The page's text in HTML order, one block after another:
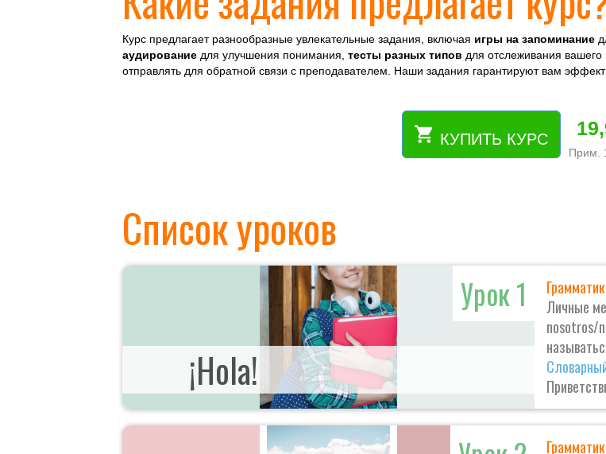
Курс предлагает разнообразные увлекательные задания, включая игры на запоминание
аудирование для улучшения понимания, тесты разных типов для отслеживания вашего
отправлять для обратной связи с преподавателем. Наши задания гарантируют вам
Количество
товара
КУПИТЬ КУРС
Прим.
Список уроков
Урок 1
¡Hola!
Личные
nosotros/